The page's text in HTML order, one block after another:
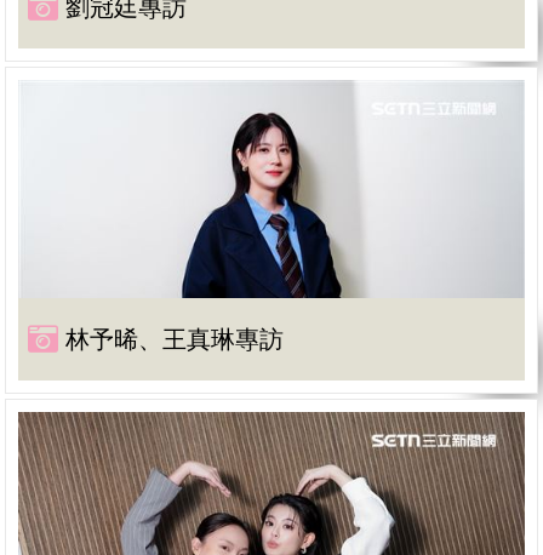
劉冠廷專訪
林予晞、王真琳專訪